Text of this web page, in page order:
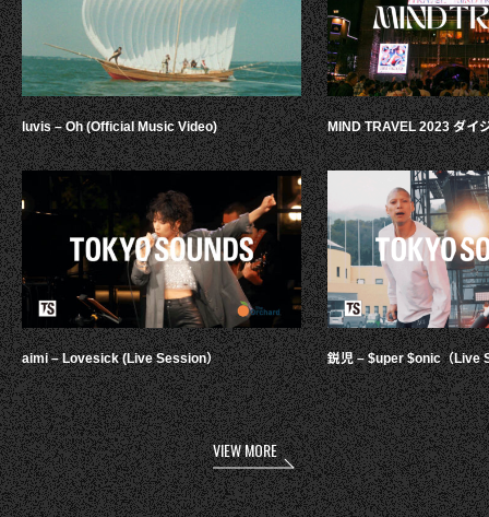
luvis – Oh (Official Music Video)
aimi – Lovesick (Live Session）
MIND TRAVEL 2023 ダイ
鋭児 – $uper $onic（Live
VIEW MORE